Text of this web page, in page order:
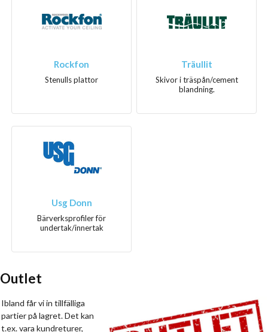
Rockfon
Stenulls plattor
Träullit
Skivor i träspån/cement
blandning.
Usg Donn
Bärverksprofiler för
undertak/innertak
Outlet
Ibland får vi in tillfälliga
partier på lagret. Det kan
t.ex. vara kundreturer,